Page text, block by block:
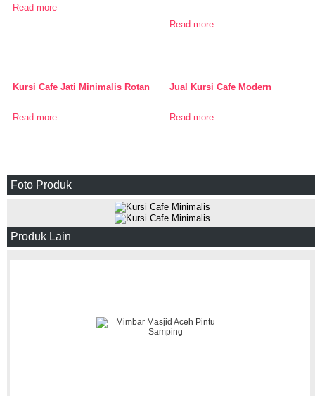
Read more
Read more
Kursi Cafe Jati Minimalis Rotan
Read more
Jual Kursi Cafe Modern
Read more
Foto Produk
Produk Lain